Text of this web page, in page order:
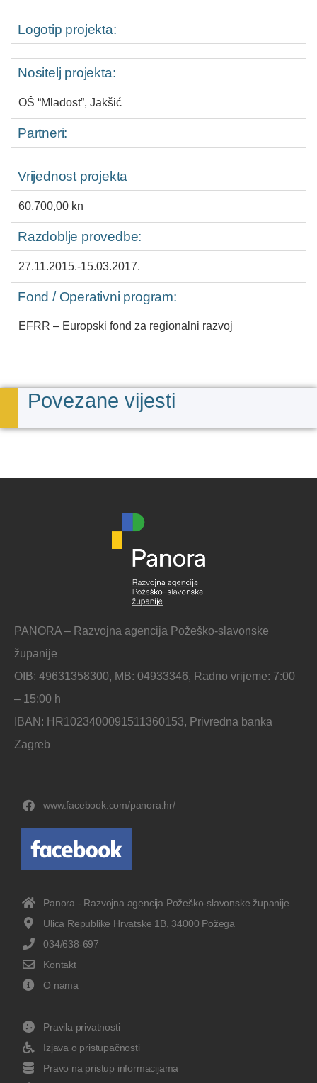
Logotip projekta:
Nositelj projekta:
OŠ “Mladost”, Jakšić
Partneri:
Vrijednost projekta
60.700,00 kn
Razdoblje provedbe:
27.11.2015.-15.03.2017.
Fond / Operativni program:
EFRR – Europski fond za regionalni razvoj
Povezane vijesti
PANORA – Razvojna agencija Požeško-slavonske
županije
OIB: 49631358300, MB: 04933346, Radno vrijeme: 7:00
– 15:00 h
IBAN: HR1023400091511360153, Privredna banka
Zagreb
www.facebook.com/panora.hr/
Panora - Razvojna agencija Požeško-slavonske županije
Ulica Republike Hrvatske 1B, 34000 Požega
034/638-697
Kontakt
O nama
Pravila privatnosti
Izjava o pristupačnosti
Pravo na pristup informacijama